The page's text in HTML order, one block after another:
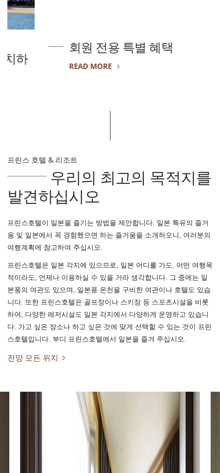
회원 전용 특별 혜택
READ MORE
프린스 호텔 & 리조트
우리의 최고의 목적지를
발견하십시오
프린스호텔이 일본을 즐기는 방법을 제안합니다. 일본 특유의 즐거
움 및 일본에서 꼭 경험했으면 하는 즐거움을 소개하오니, 여러분의
여행계획에 참고하여 주십시오.
프린스호텔은 일본 각지에 있으므로, 일본 어디를 가도, 어떤 여행목
적이라도, 언제나 이용하실 수 있을 거라 생각합니다. 그 중에는 일
본풍의 여관도 있으며, 일본풍 온천을 구비한 여관이나 호텔도 있습
니다. 또한 프린스호텔은 골프장이나 스키장 등 스포츠시설을 비롯
하여, 다양한 레저시설도 일본 각지에서 다양하게 운영하고 있습니
다. 가고 싶은 장소나 하고 싶은 것에 맞게 선택할 수 있는 것이 프린
스호텔입니다. 부디 프린스호텔에서 일본을 즐겨 주십시오.
전망 모든 위치